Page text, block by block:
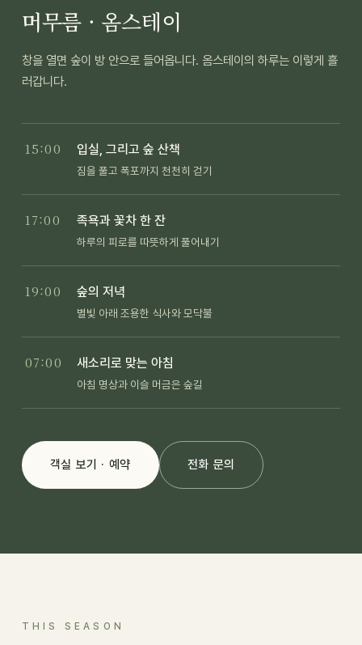
머무름 · 옴스테이
창을 열면 숲이 방 안으로 들어옵니다. 옴스테이의 하루는 이렇게 흘
러갑니다.
15:00 입실, 그리고 숲 산책
짐을 풀고 폭포까지 천천히 걷기
17:00 족욕과 꽃차 한 잔
하루의 피로를 따뜻하게 풀어내기
19:00 숲의 저녁
별빛 아래 조용한 식사와 모닥불
07:00 새소리로 맞는 아침
아침 명상과 이슬 머금은 숲길
객실 보기 · 예약 전화 문의
THIS SEASON